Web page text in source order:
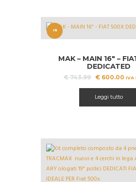
IN
MAK – MAIN 16″ –
DEDICATED
€743.99 Il
era:
€ 743.99.
€ 600.00 Il
€
IVA
Leggi tutto